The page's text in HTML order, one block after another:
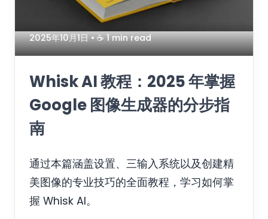
2025年10月1日 • ☕️ 1 min read
Whisk AI 教程：2025 年掌握
Google 图像生成器的分步指
南
通过本篇涵盖设置、三输入系统以及创建精
美图像的专业技巧的全面教程，学习如何掌
握 Whisk AI。